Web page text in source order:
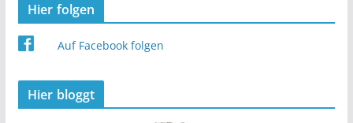
Hier folgen
Auf Facebook folgen
Hier bloggt